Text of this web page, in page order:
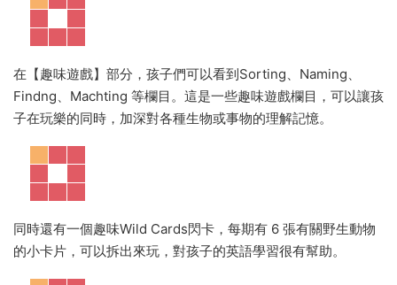
在【趣味遊戲】部分，孩子們可以看到Sorting、Naming、
Findng、Machting 等欄目。這是一些趣味遊戲欄目，可以讓孩
子在玩樂的同時，加深對各種生物或事物的理解記憶。
同時還有一個趣味Wild Cards閃卡，每期有 6 張有關野生動物
的小卡片，可以拆出來玩，對孩子的英語學習很有幫助。